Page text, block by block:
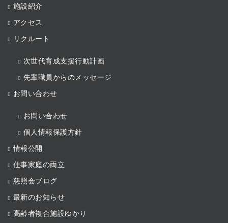
施設紹介
アクセス
リクルート
次世代育成支援行動計画
先輩職員からのメッセージ
お問い合わせ
お問い合わせ
個人情報保護方針
情報公開
仕事家庭の両立
慈照会ブログ
最新のお知らせ
高齢者複合施設ゆかり